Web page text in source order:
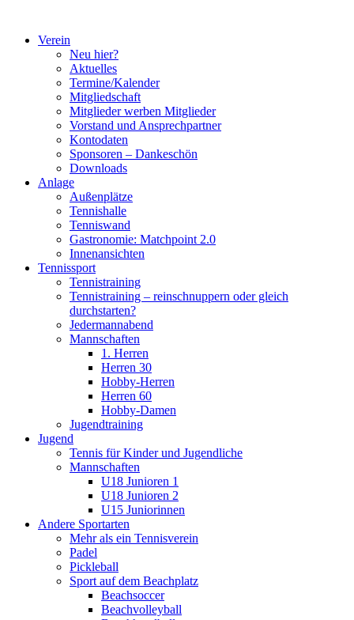
springenVerein
Neu hier?
Aktuelles
Termine/Kalender
Mitgliedschaft
Mitglieder werben Mitglieder
Vorstand und Ansprechpartner
Kontodaten
Sponsoren – Dankeschön
Downloads
Anlage
Außenplätze
Tennishalle
Tenniswand
Gastronomie: Matchpoint 2.0
Innenansichten
Tennissport
Tennistraining
Tennistraining – reinschnuppern oder gleich
durchstarten?
Jedermannabend
Mannschaften
1. Herren
Herren 30
Hobby-Herren
Herren 60
Hobby-Damen
Jugendtraining
Jugend
Tennis für Kinder und Jugendliche
Mannschaften
U18 Junioren 1
U18 Junioren 2
U15 Juniorinnen
Andere Sportarten
Mehr als ein Tennisverein
Padel
Pickleball
Sport auf dem Beachplatz
Beachsoccer
Beachvolleyball